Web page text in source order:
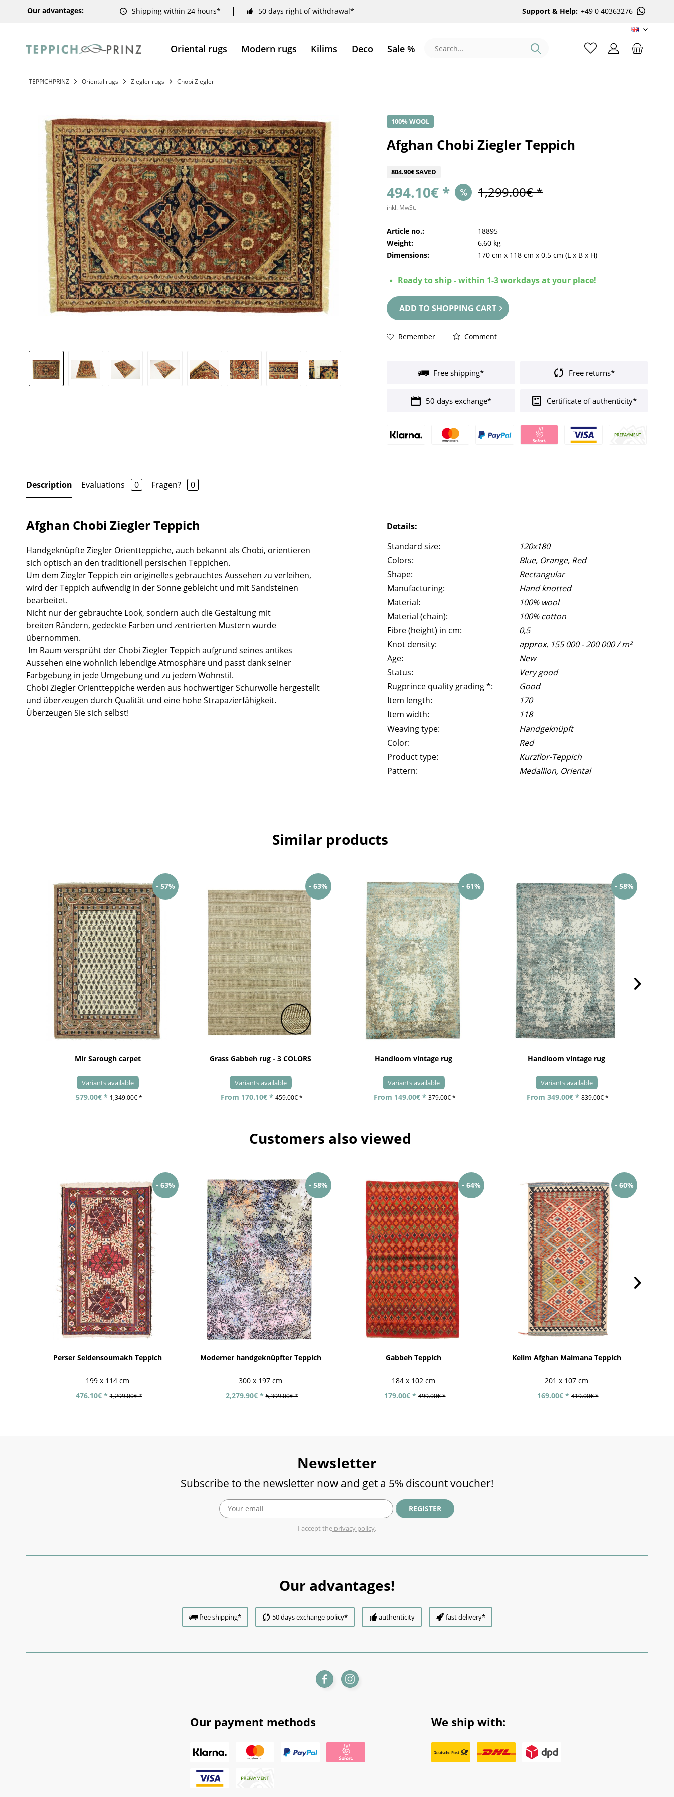
Our advantages: Shipping within 24 hours* 50 days right of withdrawal* Support & Help: +49 0 40363276
EN
Oriental rugs Modern rugs Kilims Deco Sale %
TEPPICHPRINZ Oriental rugs Ziegler rugs Chobi Ziegler
100% WOOL
Afghan Chobi Ziegler Teppich
804.90€ SAVED
494.10€ * 1,299.00€ *
inkl. MwSt.
Article no.:
18895
Weight:
6,60 kg
Dimensions:
170 cm x 118 cm x0.5 cm (L x B x H)
Ready to ship - within 1-3 workdays at your place!
ADD TO SHOPPING CART
Remember Comment
Free shipping* Free returns*
50 days exchange* Certificate of authenticity*
Description Evaluations 0 Fragen? 0
Afghan Chobi Ziegler Teppich
Handgeknüpfte Ziegler Orientteppiche, auch bekannt als Chobi, orientieren
sich optisch an den traditionell persischen Teppichen.
Um dem Ziegler Teppich ein originelles gebrauchtes Aussehen zu verleihen,
wird der Teppich aufwendig in der Sonne gebleicht und mit Sandsteinen
bearbeitet.
Nicht nur der gebrauchte Look, sondern auch die Gestaltung mit
breiten Rändern, gedeckte Farben und zentrierten Mustern wurde
übernommen.
Im Raum versprüht der Chobi Ziegler Teppich aufgrund seines antikes
Aussehen eine wohnlich lebendige Atmosphäre und passt dank seiner
Farbgebung in jede Umgebung und zu jedem Wohnstil.
Chobi Ziegler Orientteppiche werden aus hochwertiger Schurwolle hergestellt
und überzeugen durch Qualität und eine hohe Strapazierfähigkeit.
Überzeugen Sie sich selbst!
Details:
Standard size:
120x180
Colors:
Blue, Orange, Red
Shape:
Rectangular
Manufacturing:
Hand knotted
Material:
100% wool
Material (chain):
100% cotton
Fibre (height) in cm:
0,5
Knot density:
approx. 155 000 - 200 000 / m²
Age:
New
Status:
Very good
Rugprince quality grading *:
Good
Item length:
170
Item width:
118
Weaving type:
Handgeknüpft
Color:
Red
Product type:
Kurzflor-Teppich
Pattern:
Medallion, Oriental
Similar products
- 57%
Mir Sarough carpet
Variants available
579.00€ * 1,349.00€ *
- 63%
Grass Gabbeh rug - 3 COLORS
Variants available
From 170.10€ * 459.00€ *
- 61%
Handloom vintage rug
Variants available
From 149.00€ * 379.00€ *
- 58%
Handloom vintage rug
Variants available
From 349.00€ * 839.00€ *
Customers also viewed
- 63%
Perser Seidensoumakh Teppich
199 x 114 cm
476.10€ * 1,299.00€ *
- 58%
Moderner handgeknüpfter Teppich
300 x 197 cm
2,279.90€ * 5,399.00€ *
- 64%
Gabbeh Teppich
184 x 102 cm
179.00€ * 499.00€ *
- 60%
Kelim Afghan Maimana Teppich
201 x 107 cm
169.00€ * 419.00€ *
Newsletter
Subscribe to the newsletter now and get a 5% discount voucher!
REGISTER
I accept the privacy policy.
Our advantages!
free shipping* 50 days exchange policy* authenticity fast delivery*
Our payment methods We ship with: